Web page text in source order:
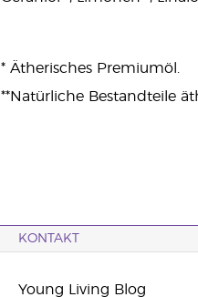
* Ätherisches Premiumöl.
**Natürliche Bestandteile
KONTAKT
Young Living Blog